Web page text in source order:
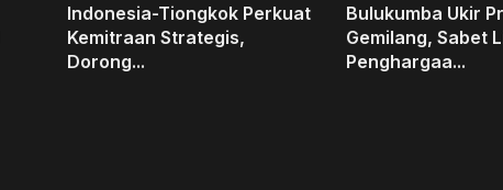
Indonesia-Tiongkok Perkuat
Kemitraan Strategis,
Dorong...
Bulukumba Ukir
Gemilang, Sabet
Penghargaa...